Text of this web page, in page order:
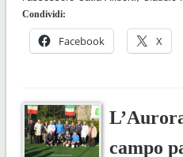
Condividi:
Facebook X
campo